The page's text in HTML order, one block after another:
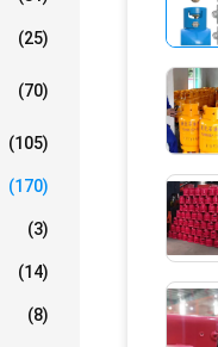
(25)
(70)
(105)
(170)
(3)
(14)
(8)